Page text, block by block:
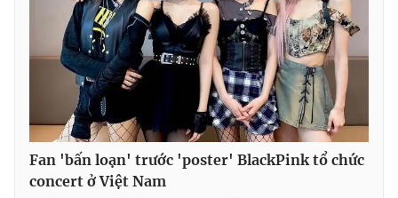
Fan 'bấn loạn' trước 'poster' BlackPink tổ chức
concert ở Việt Nam